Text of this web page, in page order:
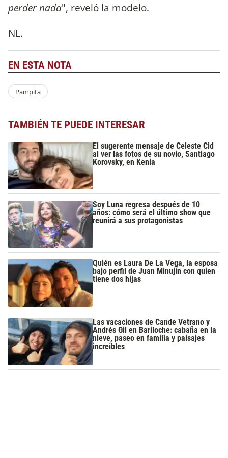
perder nada", reveló la modelo.
NL.
EN ESTA NOTA
Pampita
TAMBIÉN TE PUEDE INTERESAR
El sugerente mensaje de Celeste Cid
al ver las fotos de su novio, Santiago
Korovsky, en Kenia
Soy Luna regresa después de 10
años: cómo será el último show que
reunirá a sus protagonistas
Quién es Laura De La Vega, la esposa
bajo perfil de Juan Minujín con quien
tiene dos hijas
Las vacaciones de Cande Vetrano y
Andrés Gil en Bariloche: cabaña en la
nieve, paseo en familia y paisajes
increíbles